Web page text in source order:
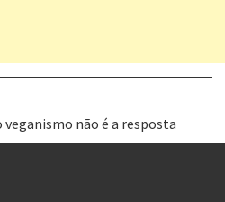
do sucesso